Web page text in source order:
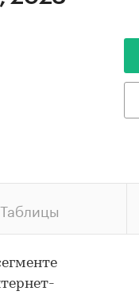
Таблицы